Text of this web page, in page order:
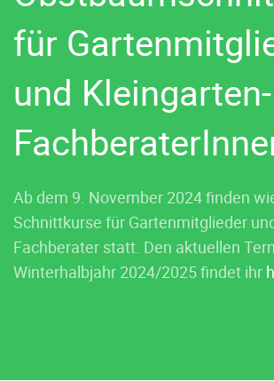
für
und Kleingarten-
Ab dem 9. November 2024 finden
Schnittkurse für Gartenmitglieder
Fachberater statt. Den aktuellen
Winterhalbjahr 2024/2025 findet ihr